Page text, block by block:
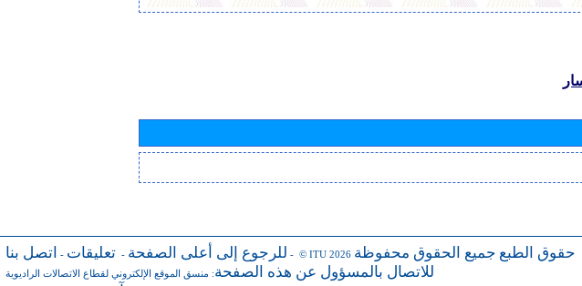
للرجوع إلى أعلى الصفحة - تعليقات - اتصل بنا - © ITU 2026 حقوق الطبع جميع الحقوق محفوظة
للاتصال بالمسؤول عن هذه الصفحة: منسق الموقع الإلكتروني لقطاع الاتصالات الراديوية